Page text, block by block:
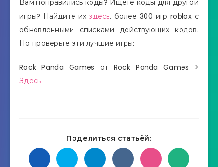
Вам понравились коды? Ищете коды для другой
игры? Найдите ихздесь, более 300 игр roblox с
обновленными списками действующих кодов.
Но проверьте эти лучшие игры:
Rock Panda Games от Rock Panda Games >
Здесь
Поделиться статьёй: